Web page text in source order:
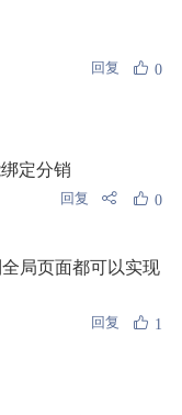
回复 0
定分销
回复 0
局页面都可以实现
回复 1